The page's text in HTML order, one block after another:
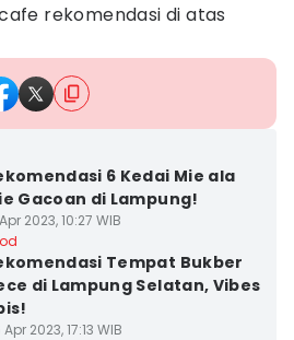
rekomendasi di atas
6 Kedai Mie ala
Gacoan di Lampung!
2023, 10:27 WIB
Tempat Bukber
di Lampung Selatan, Vibes
2023, 17:13 WIB